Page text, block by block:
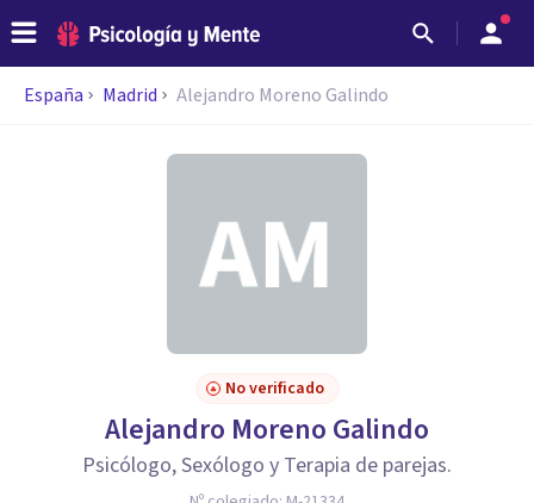
España Madrid Alejandro Moreno Galindo
No verificado
Alejandro Moreno Galindo
Psicólogo, Sexólogo y Terapia de parejas.